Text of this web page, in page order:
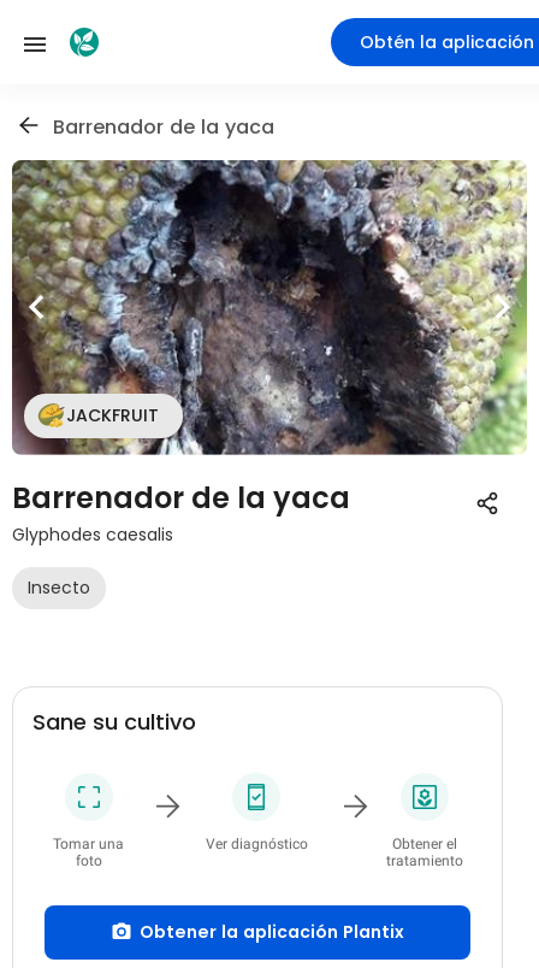
Obtén la aplicación
Barrenador de la yaca
JACKFRUIT
Barrenador de la yaca
Glyphodes caesalis
Insecto
Sane su cultivo
Tomar una
foto
Ver diagnóstico
Obtener el
tratamiento
Obtener la aplicación Plantix